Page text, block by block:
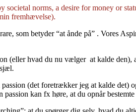
norms, a desire for money or
fremhævelse).
som betyder “at ånde på” . Vores
(eller hvad du nu vælger at kalde
(det foretrækker jeg at kalde
kan fx høre, at du opnår